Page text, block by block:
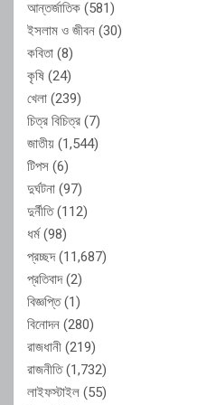
আন্তর্জাতিক (581)
ইসলাম ও জীবন (30)
কবিতা (8)
কৃষি (24)
খেলা (239)
চিত্র বিচিত্র (7)
জাতীয় (1,544)
টিপস (6)
দুর্ঘটনা (97)
দুর্নীতি(112)
ধর্ম(98)
প্রচ্ছদ(11,687)
প্রতিবাদ(2)
বিজ্ঞপ্তি(1)
বিনোদন (280)
রাজধানী (219)
রাজনীতি(1,732)
লাইফস্টাইল (55)